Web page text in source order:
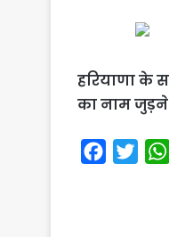
हरियाणा के
का नाम जुड़ने